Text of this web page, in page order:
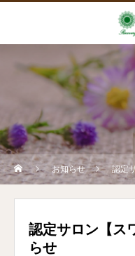
お知らせ 認定
認定サロン【ス
らせ